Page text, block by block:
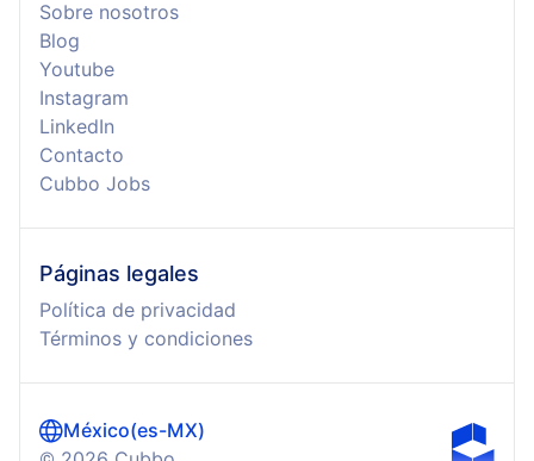
Sobre nosotros
Blog
Youtube
Instagram
LinkedIn
Contacto
Cubbo Jobs
Páginas legales
Política de privacidad
Términos y condiciones
México(es-MX)